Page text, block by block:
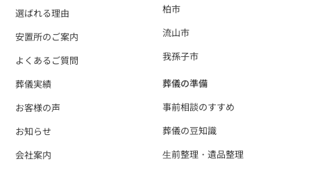
柏市
流山市
我孫子市
選ばれる理由
安置所のご案内
よくあるご質問
葬儀実績
お客様の声
お知らせ
会社案内
葬儀の準備
事前相談のすすめ
葬儀の豆知識
⽣前整理・遺品整理